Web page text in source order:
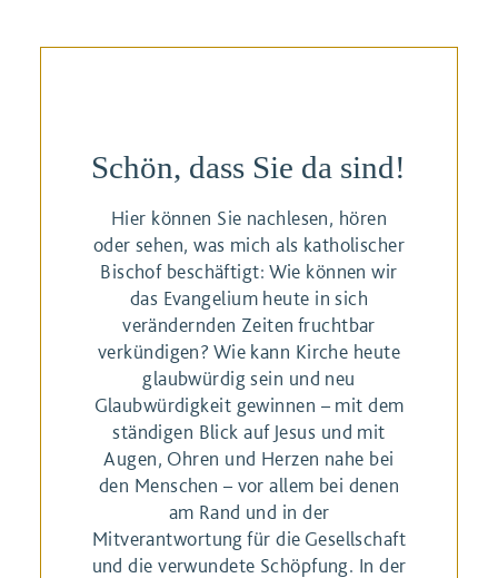
Schön, dass Sie da sind!
Hier können Sie nachlesen, hören
oder sehen, was mich als katholischer
Bischof beschäftigt: Wie können wir
das Evangelium heute in sich
verändernden Zeiten fruchtbar
verkündigen? Wie kann Kirche heute
glaubwürdig sein und neu
Glaubwürdigkeit gewinnen – mit dem
ständigen Blick auf Jesus und mit
Augen, Ohren und Herzen nahe bei
den Menschen – vor allem bei denen
am Rand und in der
Mitverantwortung für die Gesellschaft
und die verwundete Schöpfung. In der